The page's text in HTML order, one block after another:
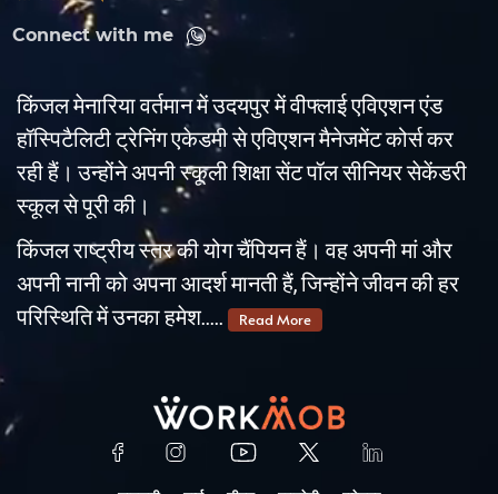
Connect with me
किंजल मेनारिया वर्तमान में उदयपुर में वीफ्लाई एविएशन एंड
हॉस्पिटैलिटी ट्रेनिंग एकेडमी से एविएशन मैनेजमेंट कोर्स कर
रही हैं। उन्होंने अपनी स्कूली शिक्षा सेंट पॉल सीनियर सेकेंडरी
स्कूल से पूरी की।
किंजल राष्ट्रीय स्तर की योग चैंपियन हैं। वह अपनी मां और
अपनी नानी को अपना आदर्श मानती हैं, जिन्होंने जीवन की हर
परिस्थिति में उनका हमेश.....
Read More